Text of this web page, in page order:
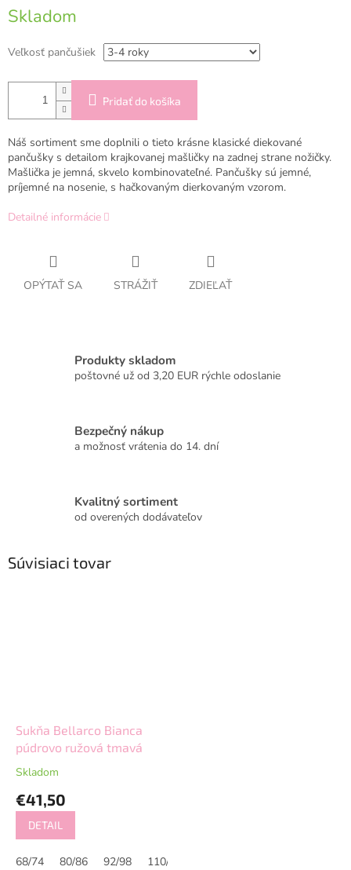
cena:
Skladom
Veľkosť pančušiek
Pridať do košíka
Náš sortiment sme doplnili o tieto krásne klasické diekované
pančušky s detailom krajkovanej mašličky na zadnej strane nožičky.
Mašlička je jemná, skvelo kombinovateľné. Pančušky sú jemné,
príjemné na nosenie, s hačkovaným dierkovaným vzorom.
Detailné informácie
OPÝTAŤ SA STRÁŽIŤ ZDIEĽAŤ
Produkty skladom
poštovné už od 3,20 EUR rýchle odoslanie
Bezpečný nákup
a možnosť vrátenia do 14. dní
Kvalitný sortiment
od overených dodávateľov
Súvisiaci tovar
Sukňa Bellarco Bianca
púdrovo ružová tmavá
Skladom
€41,50
DETAIL
68/74 80/86 92/98 110/116